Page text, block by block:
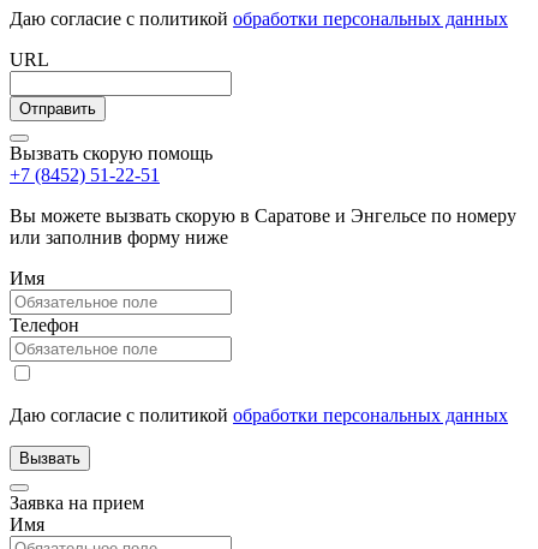
Даю согласие с политикой обработки персональных данных
URL
Вызвать скорую помощь
+7 (8452) 51-22-51
Вы можете вызвать скорую в Саратове и Энгельсе по номеру
или заполнив форму ниже
Имя
Телефон
Даю согласие с политикой обработки персональных данных
Заявка на прием
Имя